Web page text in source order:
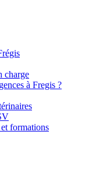
charge
à Fregis ?
formations